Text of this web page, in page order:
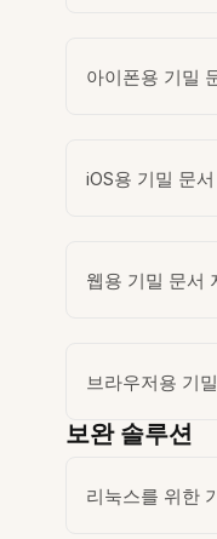
아이폰용 기밀
iOS용 기밀 문
웹용 기밀 문서
브라우저용 기
보완 솔루션
리눅스를 위한